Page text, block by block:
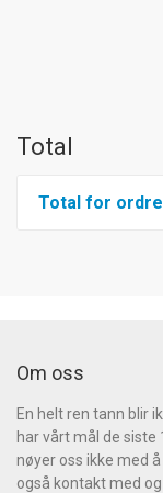
Total
Total for ordre
Om oss
En helt ren tann blir
har vårt mål de
nøyer oss ikke med
også kontakt med